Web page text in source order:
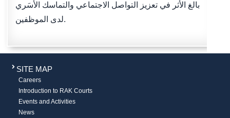
بالغ الأثر في تعزيز التواصل الاجتماعي والتماسك الأُسَري
لدى الموظفين.
SITE MAP
Careers
Introduction to RAK Courts
Events and Activities
News